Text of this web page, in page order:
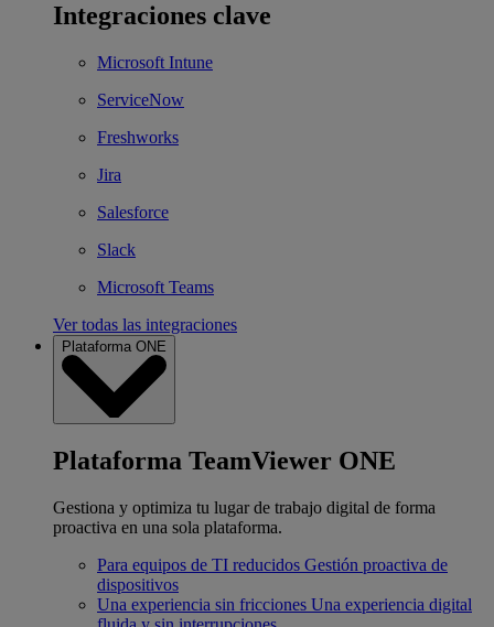
Integraciones clave
Microsoft Intune
ServiceNow
Freshworks
Jira
Salesforce
Slack
Microsoft Teams
Ver todas las integraciones
Plataforma ONE
Plataforma TeamViewer ONE
Gestiona y optimiza tu lugar de trabajo digital de forma
proactiva en una sola plataforma.
Para equipos de TI reducidos Gestión proactiva de
dispositivos
Una experiencia sin fricciones Una experiencia digital